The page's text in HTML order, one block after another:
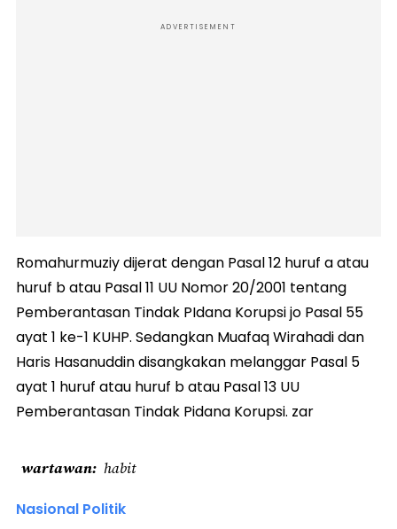
ADVERTISEMENT
Romahurmuziy dijerat dengan Pasal 12 huruf a atau
huruf b atau Pasal 11 UU Nomor 20/2001 tentang
Pemberantasan Tindak PIdana Korupsi jo Pasal 55
ayat 1 ke-1 KUHP. Sedangkan Muafaq Wirahadi dan
Haris Hasanuddin disangkakan melanggar Pasal 5
ayat 1 huruf atau huruf b atau Pasal 13 UU
Pemberantasan Tindak Pidana Korupsi. zar
wartawan habit
Nasional Politik